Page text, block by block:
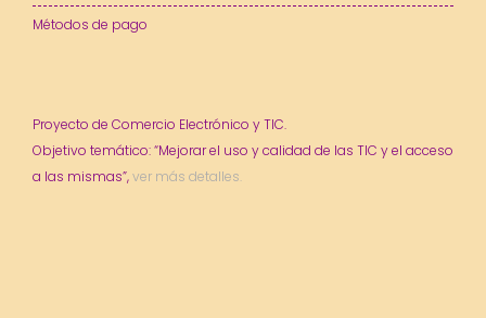
Métodos de pago
Proyecto de Comercio Electrónico y TIC.
Objetivo temático: “Mejorar el uso y calidad de las TIC y el acceso
a las mismas”,ver más detalles.